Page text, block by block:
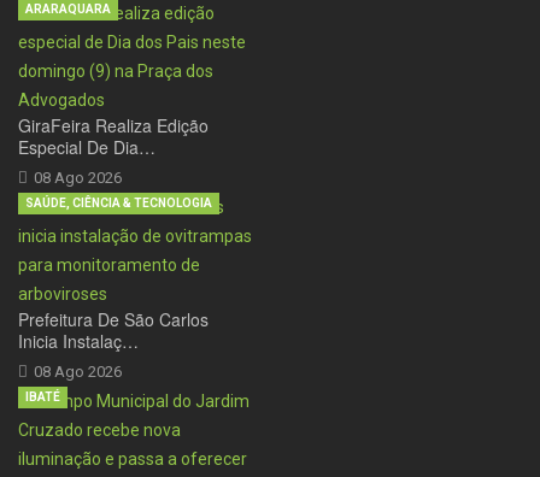
GiraFeira Realiza Edição
Especial De Dia…
08 Ago 2026
ARARAQUARA
Prefeitura De São Carlos
Inicia Instalaç…
08 Ago 2026
SAÚDE, CIÊNCIA & TECNOLOGIA
IBATÉ